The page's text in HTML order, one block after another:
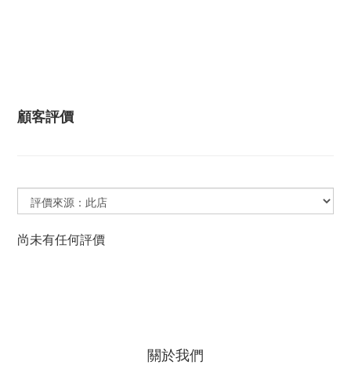
顧客評價
尚未有任何評價
關於我們